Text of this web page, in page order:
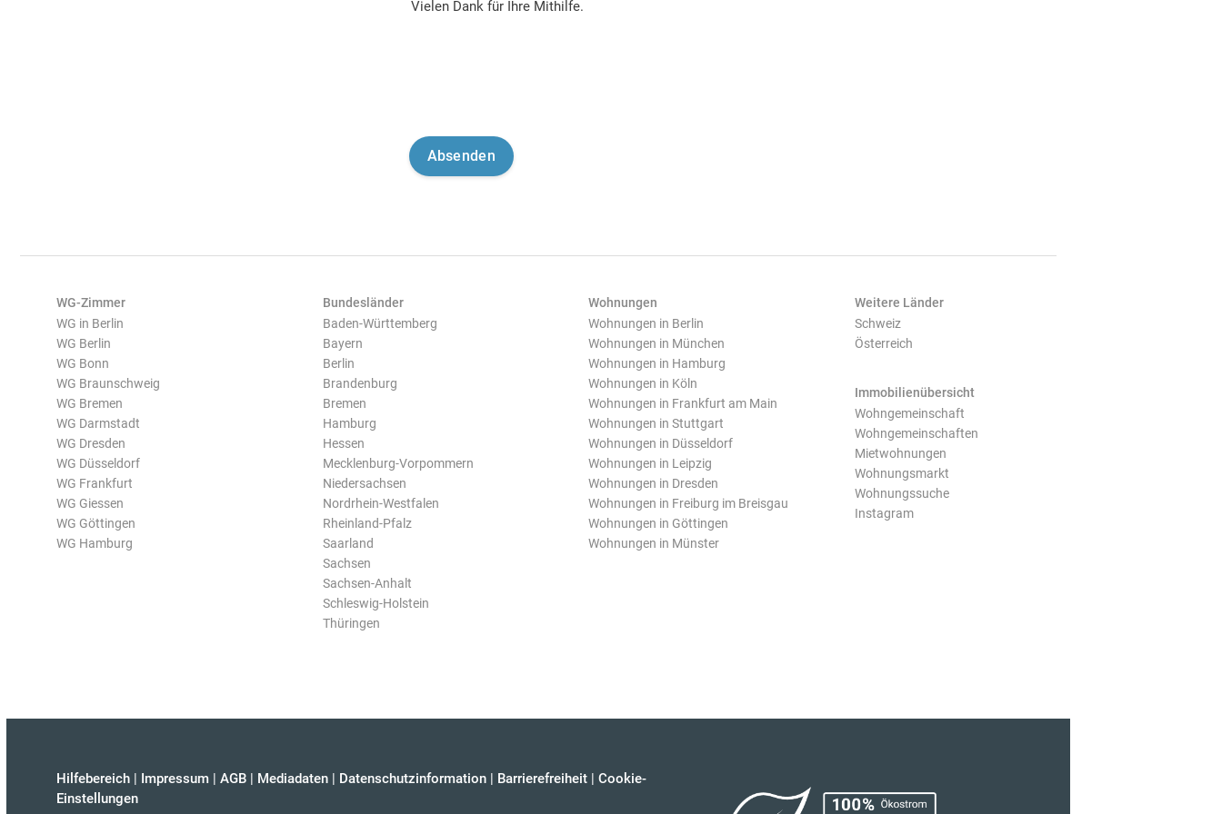
Vielen Dank für Ihre Mithilfe.
WG-Zimmer
WG in Berlin
WG Berlin
WG Bonn
WG Braunschweig
WG Bremen
WG Darmstadt
WG Dresden
WG Düsseldorf
WG Frankfurt
WG Giessen
WG Göttingen
WG Hamburg
Bundesländer
Baden-Württemberg
Bayern
Berlin
Brandenburg
Bremen
Hamburg
Hessen
Mecklenburg-Vorpommern
Niedersachsen
Nordrhein-Westfalen
Rheinland-Pfalz
Saarland
Sachsen
Sachsen-Anhalt
Schleswig-Holstein
Thüringen
Wohnungen
Wohnungen in Berlin
Wohnungen in München
Wohnungen in Hamburg
Wohnungen in Köln
Wohnungen in Frankfurt am Main
Wohnungen in Stuttgart
Wohnungen in Düsseldorf
Wohnungen in Leipzig
Wohnungen in Dresden
Wohnungen in Freiburg im Breisgau
Wohnungen in Göttingen
Wohnungen in Münster
Weitere Länder
Schweiz
Österreich
Immobilienübersicht
Wohngemeinschaft
Wohngemeinschaften
Mietwohnungen
Wohnungsmarkt
Wohnungssuche
Instagram
Hilfebereich | Impressum | AGB | Mediadaten | Datenschutzinformation | Barrierefreiheit | Cookie-
Einstellungen